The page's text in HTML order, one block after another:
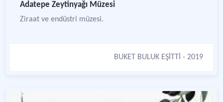
Adatepe Zeytinyağı Müzesi
Ziraat ve endüstri müzesi.
BUKET BULUK EŞİTTİ - 2019